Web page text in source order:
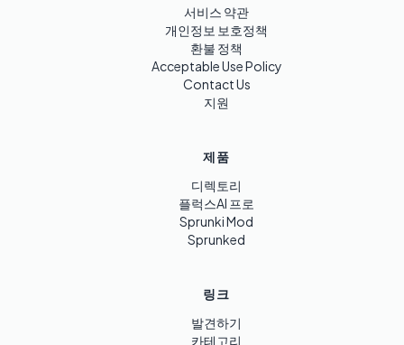
서비스 약관
개인정보 보호정책
환불 정책
Acceptable Use Policy
Contact Us
지원
제품
디렉토리
플럭스AI 프로
Sprunki Mod
Sprunked
링크
발견하기
카테고리